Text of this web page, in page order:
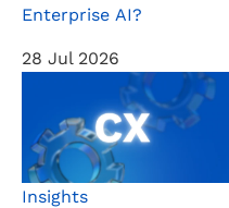
Enterprise AI?
28 Jul 2026
Insights